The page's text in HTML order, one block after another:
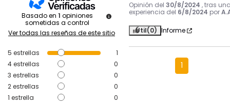
Basado en 1 opiniones
sometidas a control
Ver todas las reseñas de este sitio
5 estrellas
1
4estrellas
0
3 estrellas
0
2estrellas
0
1 estrella 0
Opinión del 30/8/2024 , tras
experiencia del 6/8/2024 por
Útil(0) Informe
1